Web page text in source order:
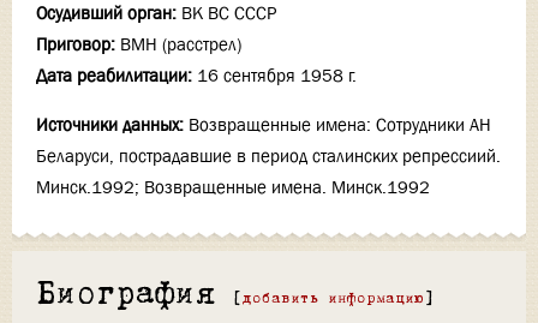
Осудивший орган: ВК ВС СССР
Приговор: ВМН (расстрел)
Дата реабилитации: 16 сентября 1958 г.
Источники данных: Возвращенные имена: Сотрудники АН
Беларуси, пострадавшие в период сталинских репрессиий.
Минск.1992; Возвращенные имена. Минск.1992
Биография [ добавить информацию ]